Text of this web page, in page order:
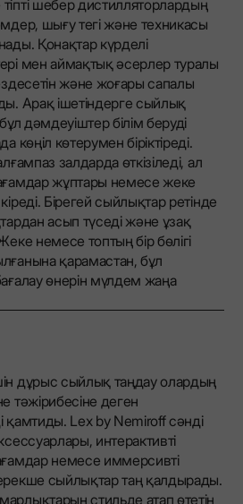
шебер дистилляторлардың
шығу тегі және техникасы
Қонақтар күрделі
мен аймақтық әсерлер туралы
және жоғары сапалы
Арақ ішетіндерге сыйлық
дәмдеуіштер білім беруді
көңіл көтерумен біріктіреді.
залдарда өткізіледі, ал
жұптары немесе жеке
Бірегей сыйлықтар ретінде
асып түседі және ұзақ
немесе топтың бір бөлігі
қарамастан, бұл
өнерін мүлдем жаңа
дұрыс сыйлық таңдау олардың
тәжірибесіне деген
қамтиды. Lex by Nemiroff сәнді
интерактивті
немесе иммерсивті
сыйлықтар таң қалдырады.
стильде атап өтетін